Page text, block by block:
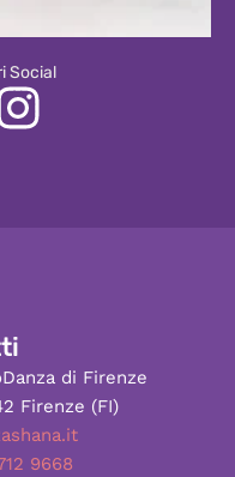
Social
di Firenze
Firenze (FI)
9668